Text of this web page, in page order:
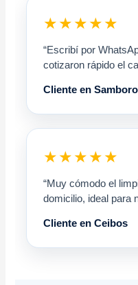
★★★★★
“Escribí por
cotizaron rápido el
Cliente en
★★★★★
“Muy cómodo el
domicilio, ideal para
Cliente en Ceibos